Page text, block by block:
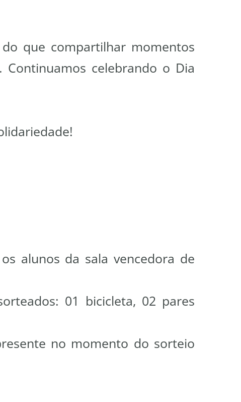
que compartilhar momentos
celebrando o Dia
alunos da sala vencedora de
01 bicicleta, 02 pares
no momento do sorteio